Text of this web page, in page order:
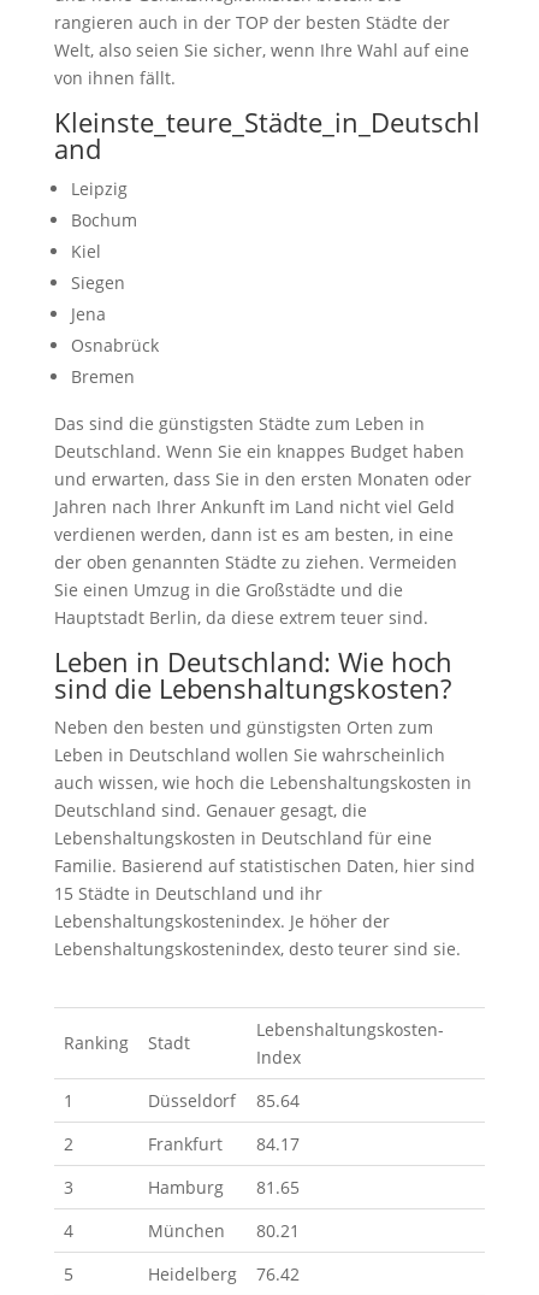
rangieren auch in der TOP der besten Städte der
Welt, also seien Sie sicher, wenn Ihre Wahl auf eine
von ihnen fällt.
Kleinste_teure_Städte_in_Deutschl
and
Leipzig
Bochum
Kiel
Siegen
Jena
Osnabrück
Bremen
Das sind die günstigsten Städte zum Leben in
Deutschland. Wenn Sie ein knappes Budget haben
und erwarten, dass Sie in den ersten Monaten oder
Jahren nach Ihrer Ankunft im Land nicht viel Geld
verdienen werden, dann ist es am besten, in eine
der oben genannten Städte zu ziehen. Vermeiden
Sie einen Umzug in die Großstädte und die
Hauptstadt Berlin, da diese extrem teuer sind.
Leben in Deutschland: Wie hoch
sind die Lebenshaltungskosten?
Neben den besten und günstigsten Orten zum
Leben in Deutschland wollen Sie wahrscheinlich
auch wissen, wie hoch die Lebenshaltungskosten in
Deutschland sind. Genauer gesagt, die
Lebenshaltungskosten in Deutschland für eine
Familie. Basierend auf statistischen Daten, hier sind
15 Städte in Deutschland und ihr
Lebenshaltungskostenindex. Je höher der
Lebenshaltungskostenindex, desto teurer sind sie.
Ranking Stadt
Lebenshaltungskosten-
Index
1
Düsseldorf
85.64
2
Frankfurt
84.17
3
Hamburg
81.65
4
München
80.21
5
Heidelberg
76.42